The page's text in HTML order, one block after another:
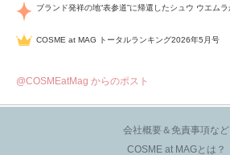
COSME at MAG トータルランキング2026年5月号
@COSMEatMag からのポスト
会社概要＆免責事項など
COSME at MAGとは？